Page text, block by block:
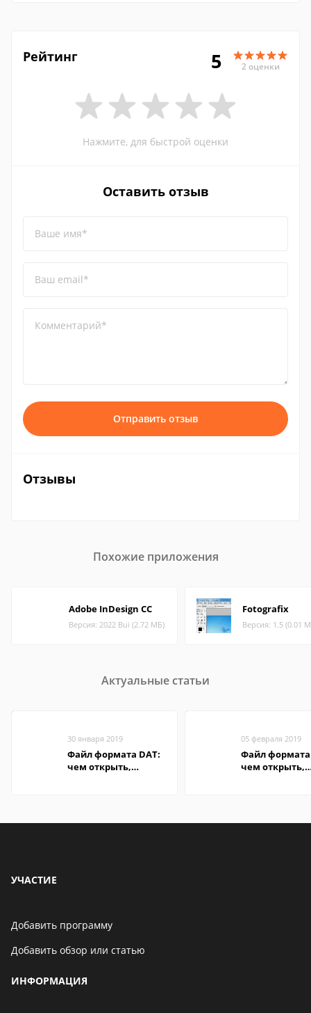
Рейтинг 5 2 оценки
Нажмите, для быстрой оценки
Оставить отзыв
Ваше имя*
Ваш email*
Комментарий*
Отправить отзыв
Отзывы
Похожие приложения
Adobe InDesign CC
Версия: 2022 Bui (2.72 МБ)
Fotografix
Версия: 1.5 (0.01
Актуальные статьи
30 января 2019
Файл формата DAT:
чем открыть,
05 февраля 2019
Файл формата
чем открыть,
УЧАСТИЕ
Добавить программу
Добавить обзор или статью
ИНФОРМАЦИЯ